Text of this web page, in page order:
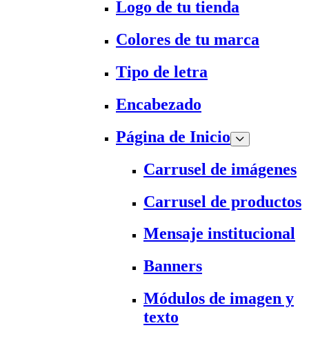
Logo de tu tienda
Colores de tu marca
Tipo de letra
Encabezado
Página de Inicio
Carrusel de imágenes
Carrusel de productos
Mensaje institucional
Banners
Módulos de imagen y
texto